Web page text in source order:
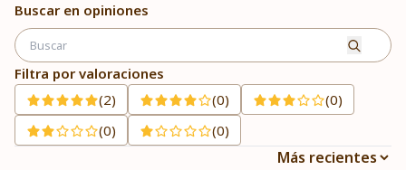
Buscar en opiniones
Filtra por valoraciones
(2)
(0)
(0)
(0)
(0)